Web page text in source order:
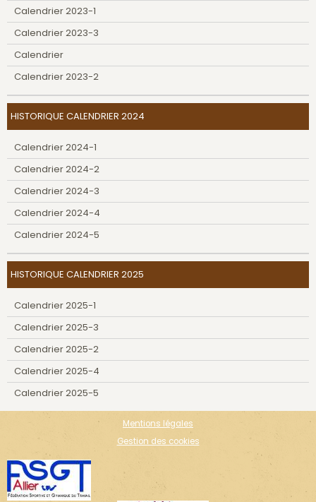
Calendrier 2023-1
Calendrier 2023-3
Calendrier
Calendrier 2023-2
HISTORIQUE CALENDRIER 2024
Calendrier 2024-1
Calendrier 2024-2
Calendrier 2024-3
Calendrier 2024-4
Calendrier 2024-5
HISTORIQUE CALENDRIER 2025
Calendrier 2025-1
Calendrier 2025-3
Calendrier 2025-2
Calendrier 2025-4
Calendrier 2025-5
Mentions légales
Gestion des cookies